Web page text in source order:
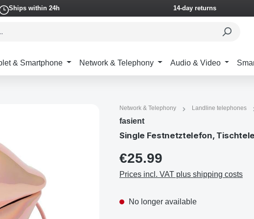
Ships within 24h 14-day returns
& Smartphone Network & Telephony Audio & Video
Network & Telephony Landline telephones
fasient
Single Festnetztelefon,
€25.99
Prices incl. VAT plus shipping costs
No longer available